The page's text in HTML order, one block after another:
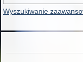
Wyszukiwanie